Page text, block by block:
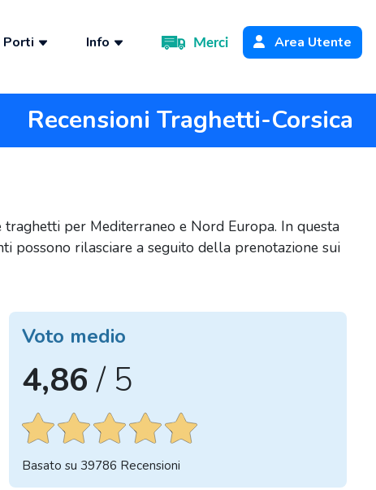
Porti Info Merci Area Utente
Recensioni Traghetti-Corsica
per Mediterraneo e Nord Europa. In questa
possono rilasciare a seguito della prenotazione sui
Voto medio
4,86/ 5
Basato su 39786 Recensioni